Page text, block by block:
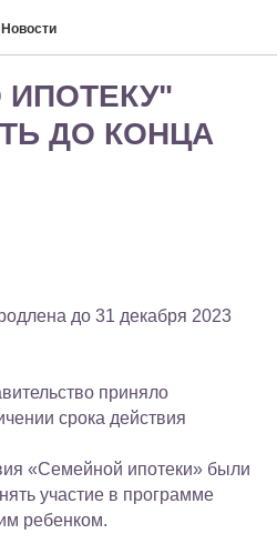
Новости
ДО КОНЦА
до 31 декабря 2023
приняло
срока действия
«Семейной ипотеки» были
участие в программе
ребенком.